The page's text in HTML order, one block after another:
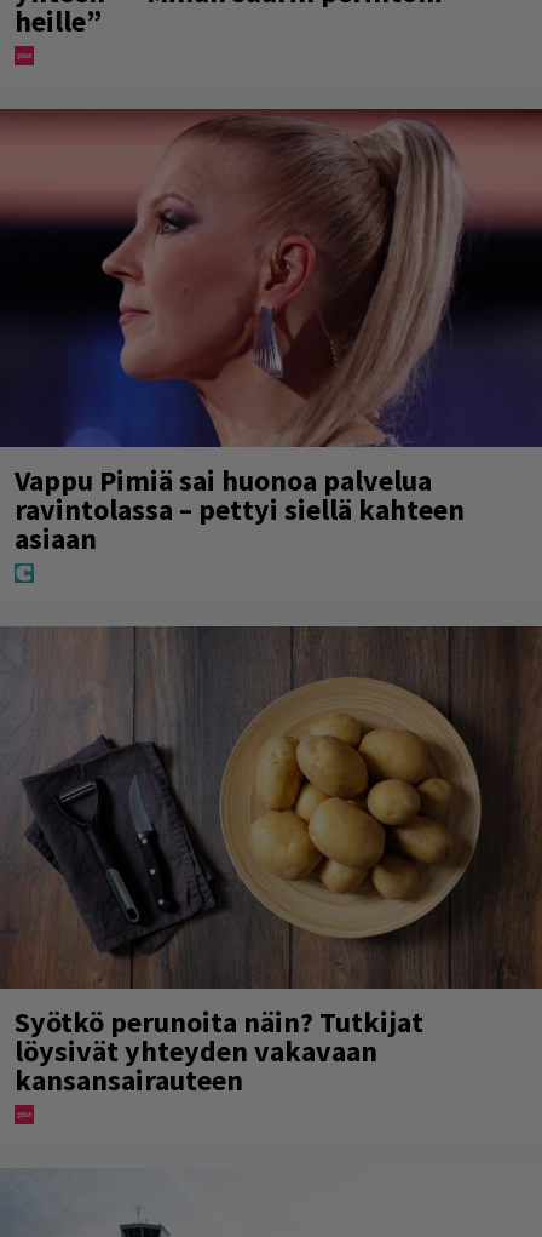
heille”
Vappu Pimiä sai huonoa palvelua
ravintolassa – pettyi siellä kahteen
asiaan
Syötkö perunoita näin? Tutkijat
löysivät yhteyden vakavaan
kansansairauteen